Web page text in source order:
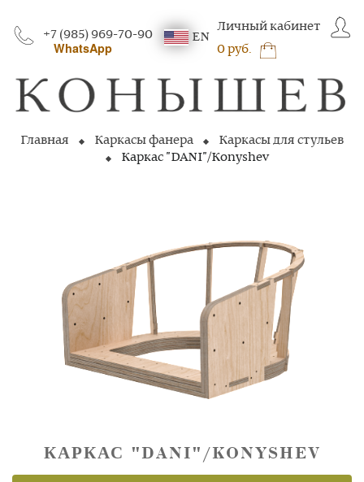
+7 (985) 969-70-90
WhatsApp
EN
Личный кабинет
0 руб.
Главная Каркасы фанера
Каркасы для стульев
Каркас "DANI"/Konyshev
КАРКАС "DANI"/KONYSHEV